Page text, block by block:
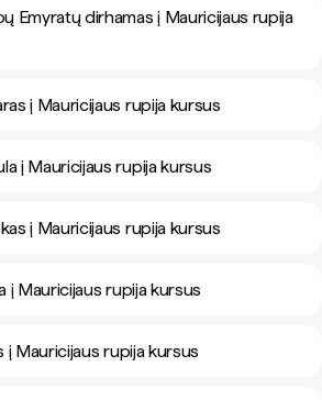
Emyratų dirhamas į Mauricijaus rupija
į Mauricijaus rupija kursus
į Mauricijaus rupija kursus
į Mauricijaus rupija kursus
į Mauricijaus rupija kursus
Mauricijaus rupija kursus